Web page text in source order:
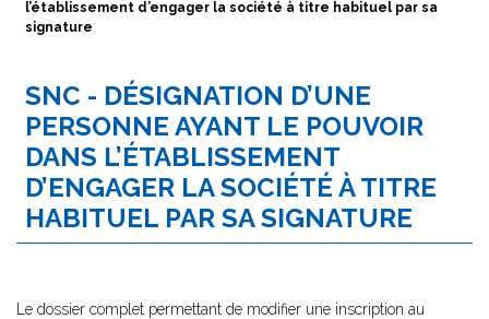
l’établissement d’engager la société à titre habituel par sa
signature
SNC - DÉSIGNATION D’UNE
PERSONNE AYANT LE POUVOIR
DANS L’ÉTABLISSEMENT
D’ENGAGER LA SOCIÉTÉ À TITRE
HABITUEL PAR SA SIGNATURE
Le dossier complet permettant de modifier une inscription au